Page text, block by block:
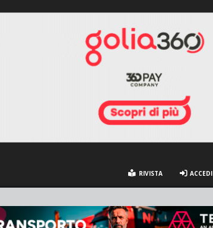
RIVISTA ACCEDI